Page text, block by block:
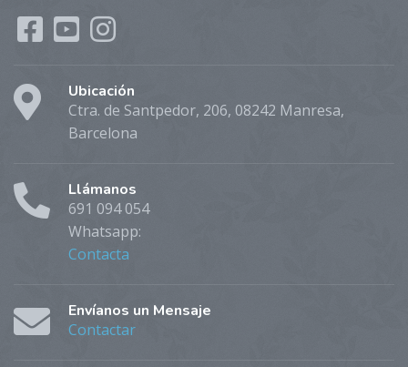
Ubicación
Ctra. de Santpedor, 206, 08242 Manresa,
Barcelona
Llámanos
691 094 054
Whatsapp:
Contacta
Envíanos un Mensaje
Contactar